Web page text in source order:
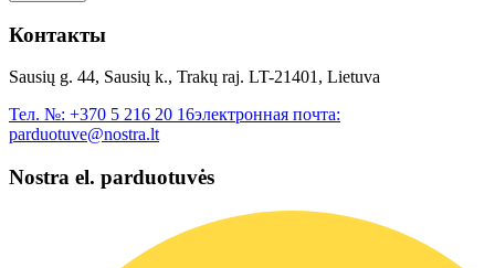
Контакты
Sausių g. 44, Sausių k., Trakų raj. LT-21401, Lietuva
Тел. №: +370 5 216 20 16электронная почта:
parduotuve@nostra.lt
Nostra el. parduotuvės